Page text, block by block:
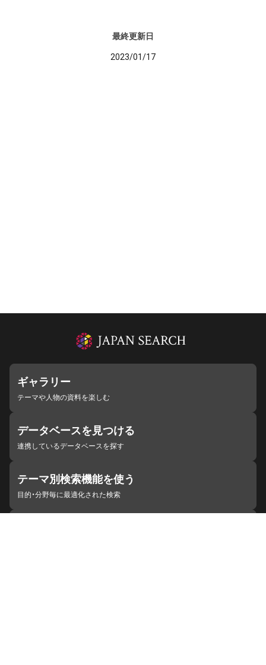
最終更新日
2023/01/17
ギャラリー
テーマや人物の資料を楽しむ
データベースを見つける
連携しているデータベースを探す
テーマ別検索機能を使う
目的・分野毎に最適化された検索